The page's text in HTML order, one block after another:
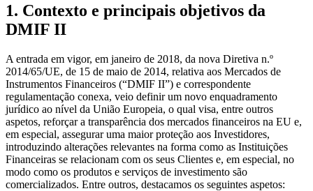
1. Contexto e principais objetivos da
DMIF II
A entrada em vigor, em janeiro de 2018, da nova Diretiva n.º
2014/65/UE, de 15 de maio de 2014, relativa aos Mercados de
Instrumentos Financeiros (“DMIF II”) e correspondente
regulamentação conexa, veio definir um novo enquadramento
jurídico ao nível da União Europeia, o qual visa, entre outros
aspetos, reforçar a transparência dos mercados financeiros na EU e,
em especial, assegurar uma maior proteção aos Investidores,
introduzindo alterações relevantes na forma como as Instituições
Financeiras se relacionam com os seus Clientes e, em especial, no
modo como os produtos e serviços de investimento são
comercializados. Entre outros, destacamos os seguintes aspetos: